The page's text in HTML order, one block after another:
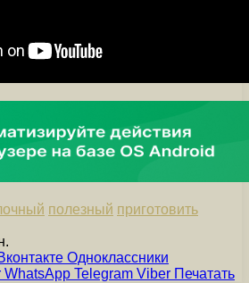
полезный приготовить
Одноклассники
WhatsApp Telegram Viber Печатать